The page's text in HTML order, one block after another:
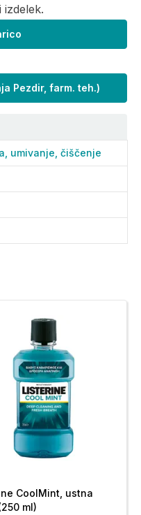
izdelek.
Pezdir, farm. teh.)
umivanje, čiščenje
CoolMint, ustna
ml)